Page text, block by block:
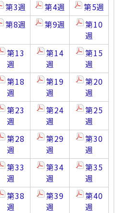
第3週 第4週
第5週
第8週 第9週
第10
週
第13
週
第14
週
第15
週
第18
週
第19
週
第20
週
第23
週
第24
週
第25
週
第28
週
第29
週
第30
週
第33
週
第34
週
第35
週
第38
週
第39
週
第40
週